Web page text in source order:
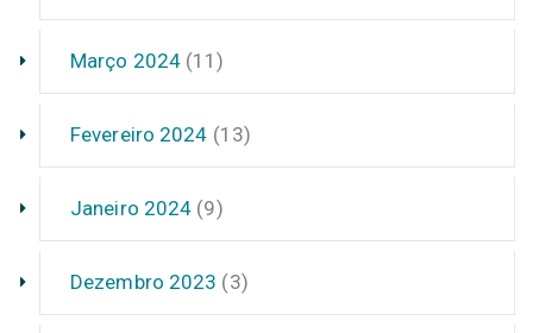
Março 2024 (11)
Fevereiro 2024 (13)
Janeiro 2024 (9)
Dezembro 2023 (3)